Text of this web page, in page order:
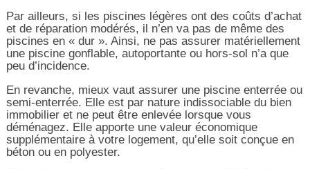
Par ailleurs, si les piscines légères ont des coûts d’achat
et de réparation modérés, il n’en va pas de même des
piscines en « dur ». Ainsi, ne pas assurer matériellement
une piscine gonflable, autoportante ou hors-sol n’a que
peu d’incidence.
En revanche, mieux vaut assurer une piscine enterrée ou
semi-enterrée. Elle est par nature indissociable du bien
immobilier et ne peut être enlevée lorsque vous
déménagez. Elle apporte une valeur économique
supplémentaire à votre logement, qu’elle soit conçue en
béton ou en polyester.